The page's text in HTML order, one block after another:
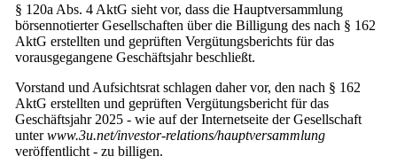
§ 120a Abs. 4 AktG sieht vor, dass die Hauptversammlung
börsennotierter Gesellschaften über die Billigung des nach § 162
AktG erstellten und geprüften Vergütungsberichts für das
vorausgegangene Geschäftsjahr beschließt.
Vorstand und Aufsichtsrat schlagen daher vor, den nach § 162
AktG erstellten und geprüften Vergütungsbericht für das
Geschäftsjahr 2025 - wie auf der Internetseite der Gesellschaft
unterwww.3u.net/investor-relations/hauptversammlung
veröffentlicht - zu billigen.